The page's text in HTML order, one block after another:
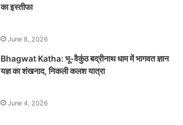
का इस्तीफा
June 8, 2026
Bhagwat Katha: भू-वैकुंठ बद्रीनाथ धाम में भागवत ज्ञान
यज्ञ का शंखनाद, निकली कलश यात्रा
June 4, 2026